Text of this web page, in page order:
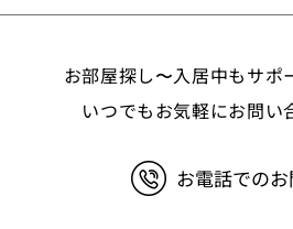
等 ③決済に関する情報 クレジ
ービスのご利用に際して取得す
子、広告識別子、IPアドレス、ク
閲覧時刻、リファラー情報ならび
お部屋探し〜入居中もサポ
いつでもお気軽にお問い
お電話での